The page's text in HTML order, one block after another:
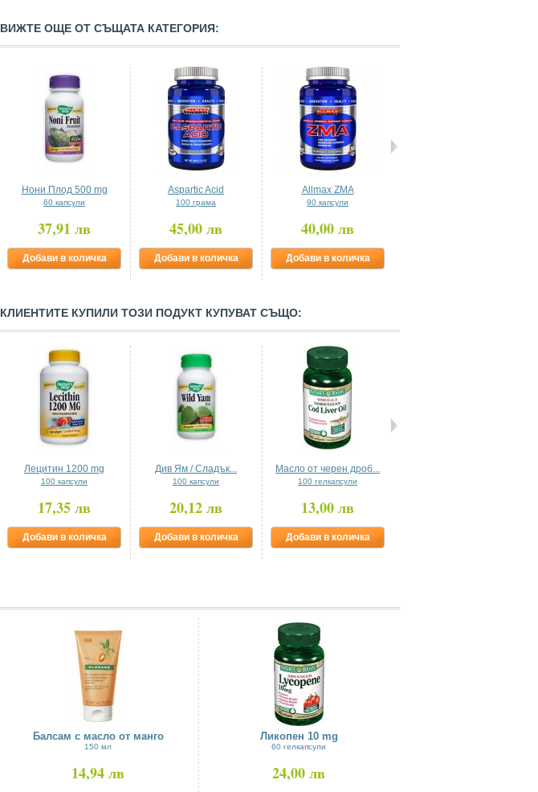
ВИЖТЕ ОЩЕ ОТ СЪЩАТА КАТЕГОРИЯ:
Нони Плод 500 mg
60 капсули
37,91 лв
Добави в количка
Aspartic Acid
100 грама
45,00 лв
Добави в количка
Allmax ZMA
90 капсули
40,00 лв
Добави в количка
КЛИЕНТИТЕ КУПИЛИ ТОЗИ ПОДУКТ КУПУВАТ СЪЩО:
Лецитин 1200 mg
100 капсули
17,35 лв
Добави в количка
Див Ям / Сладък...
100 капсули
20,12 лв
Добави в количка
Масло от черен дроб...
100 гелкапсули
13,00 лв
Добави в количка
Балсам с масло от манго
150 мл
14,94 лв
Ликопен 10 mg
60 гелкапсули
24,00 лв